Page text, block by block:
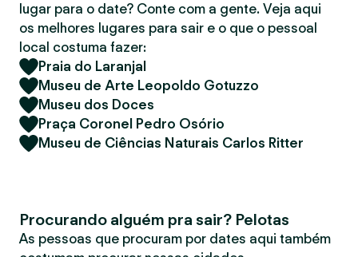
lugar para o date? Conte com a gente. Veja aqui
os melhores lugares para sair e o que o pessoal
local costuma fazer:
Praia do Laranjal
Museu de Arte Leopoldo Gotuzzo
Museu dos Doces
Praça Coronel Pedro Osório
Museu de Ciências Naturais Carlos Ritter
Procurando alguém pra sair? Pelotas
As pessoas que procuram por dates aqui também